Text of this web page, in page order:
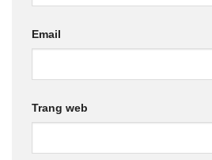
Email
Trang web